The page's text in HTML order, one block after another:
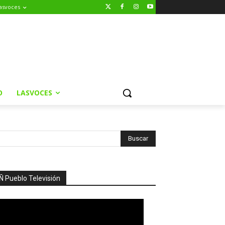
LASVOCES
Ñ Pueblo Televisión